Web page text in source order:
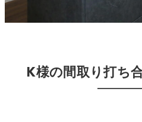
K様の間取り打ち